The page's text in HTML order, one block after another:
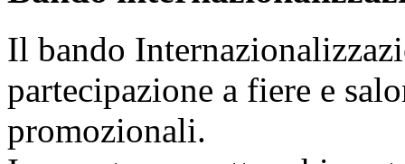
Il bando
partecipazione a fiere e
promozionali.